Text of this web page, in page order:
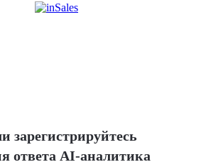
зарегистрируйтесь
ответа AI-аналитика